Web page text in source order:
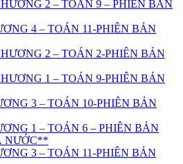
2 – TOÁN 9 – PHIÊN BẢN
4 – TOÁN 11-PHIÊN BẢN
2 – TOÁN 2-PHIÊN BẢN
1 – TOÁN 9-PHIÊN BẢN
3 – TOÁN 10-PHIÊN BẢN
1 – TOÁN 6 – PHIÊN BẢN
NƯỚC**
3 – TOÁN 11-PHIÊN BẢN